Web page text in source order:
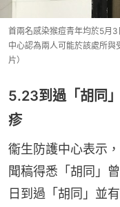
首兩名感染猴痘青年均於5月
中心認為兩人可能於該處所與
片）
5.23到過「胡同
疹
衞生防護中心表示
聞稿得悉「胡同」
日到過「胡同」並